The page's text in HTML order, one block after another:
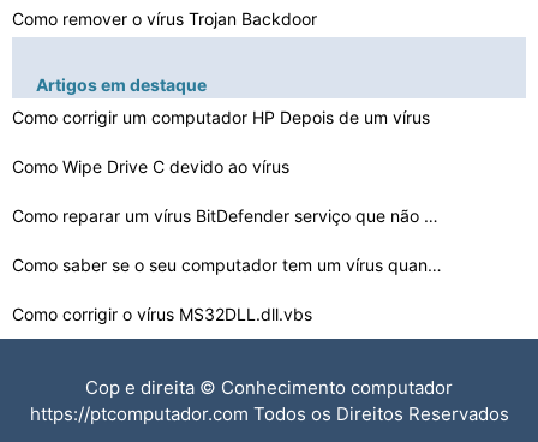
Como remover o vírus Trojan Backdoor
Por que meu computador foi desligado quando digito em S…
Como criar um Bootdisk Anti -Virus
O Vírus Incredimail
Como fechar programas Anti -
Artigos em destaque
Como corrigir um computador HP Depois de um vírus
Como Wipe Drive C devido ao vírus
Como reparar um vírus BitDefender serviço que não es…
Como saber se o seu computador tem um vírus quando seu…
Como corrigir o vírus MS32DLL.dll.vbs
Como se livrar do vírus de rede BlackJack
Cop e direita © Conhecimento computador
https://ptcomputador.com Todos os Direitos Reservados